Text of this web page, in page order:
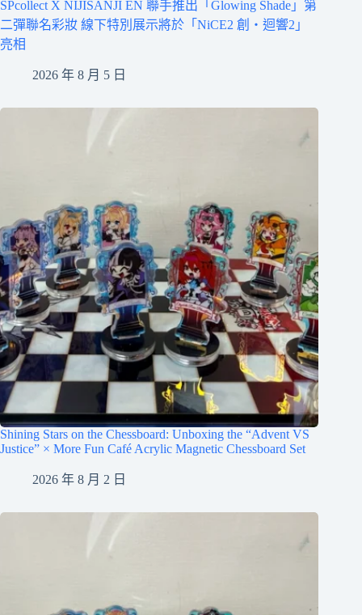
SPcollect X NIJISANJI EN 聯手推出「Glowing Shade」第
二彈聯名彩妝 線下特別展示將於「NiCE2 創・迴響2」
亮相
2026 年 8 月 5 日
Shining Stars on the Chessboard: Unboxing the “Advent VS
Justice” × More Fun Café Acrylic Magnetic Chessboard Set
2026 年 8 月 2 日